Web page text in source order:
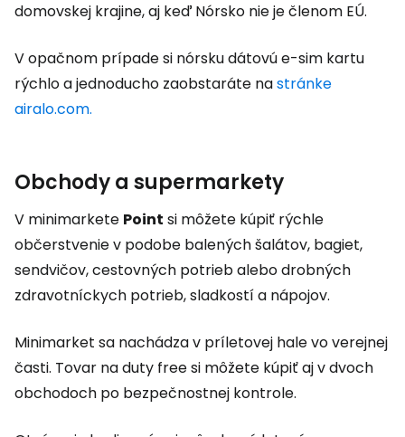
domovskej krajine, aj keď Nórsko nie je členom EÚ.
V opačnom prípade si nórsku dátovú e-sim kartu
rýchlo a jednoducho zaobstaráte nastránke
airalo.com.
Obchody a supermarkety
V minimarkete Point si môžete kúpiť rýchle
občerstvenie v podobe balených šalátov, bagiet,
sendvičov, cestovných potrieb alebo drobných
zdravotníckych potrieb, sladkostí a nápojov.
Minimarket sa nachádza v príletovej hale vo verejnej
časti. Tovar naduty freesi môžete kúpiť aj v dvoch
obchodoch po bezpečnostnej kontrole.